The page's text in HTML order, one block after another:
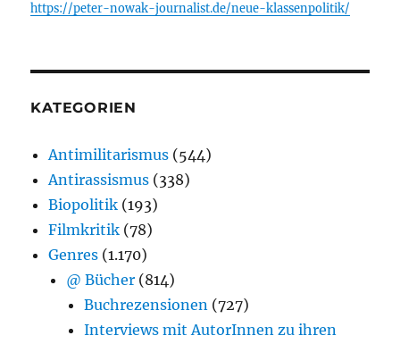
https://peter-nowak-journalist.de/neue-klassenpolitik/
KATEGORIEN
Antimilitarismus (544)
Antirassismus (338)
Biopolitik (193)
Filmkritik (78)
Genres (1.170)
@ Bücher (814)
Buchrezensionen (727)
Interviews mit AutorInnen zu ihren